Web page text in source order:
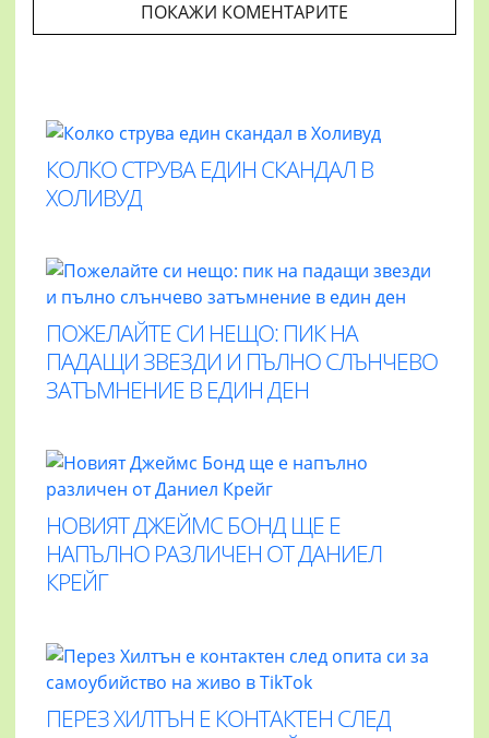
ПОКАЖИ КОМЕНТАРИТЕ
КОЛКО СТРУВА ЕДИН СКАНДАЛ В
ХОЛИВУД
ПОЖЕЛАЙТЕ СИ НЕЩО: ПИК НА
ПАДАЩИ ЗВЕЗДИ И ПЪЛНО СЛЪНЧЕВО
ЗАТЪМНЕНИЕ В ЕДИН ДЕН
НОВИЯТ ДЖЕЙМС БОНД ЩЕ Е
НАПЪЛНО РАЗЛИЧЕН ОТ ДАНИЕЛ
КРЕЙГ
ПЕРЕЗ ХИЛТЪН Е КОНТАКТЕН СЛЕД